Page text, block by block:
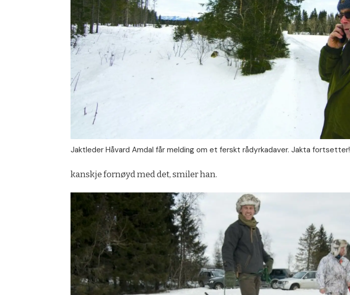
Jaktleder Håvard Amdal får melding om et ferskt rådyrkadaver. Jakta fortsetter!
kanskje fornøyd med det, smiler han.